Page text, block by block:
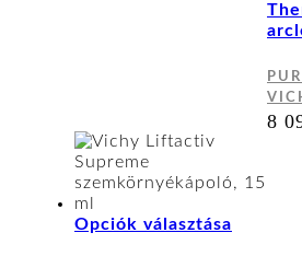
8
Opciók választása